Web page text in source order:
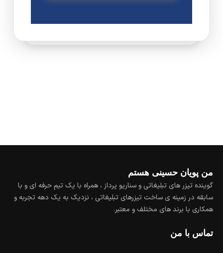
من پویان حسینی هستم
گوینده تیزر های تبلیغاتی و سناریو پرداز ، همراه با یک تیم حرفه ای و با
سابقه در زمینه ی ساخت تیزرهای تبلیغاتی ، نزدیک به یک دهه تجربه و
همکاری با برند های مختلف و معتبر.
تماس با من